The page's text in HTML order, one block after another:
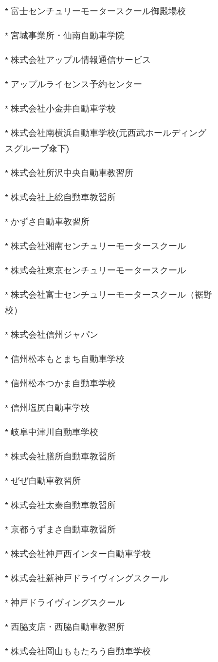
* 富士センチュリーモータースクール御殿場校
* 宮城事業所・仙南自動車学院
* 株式会社アップル情報通信サービス
* アップルライセンス予約センター
* 株式会社小金井自動車学校
* 株式会社南横浜自動車学校(元西武ホールディング
スグループ傘下)
* 株式会社所沢中央自動車教習所
* 株式会社上総自動車教習所
* かずさ自動車教習所
* 株式会社湘南センチュリーモータースクール
* 株式会社東京センチュリーモータースクール
* 株式会社富士センチュリーモータースクール（裾野
校）
* 株式会社信州ジャパン
* 信州松本もとまち自動車学校
* 信州松本つかま自動車学校
* 信州塩尻自動車学校
* 岐阜中津川自動車学校
* 株式会社膳所自動車教習所
* ぜぜ自動車教習所
* 株式会社太秦自動車教習所
* 京都うずまさ自動車教習所
* 株式会社神戸西インター自動車学校
* 株式会社新神戸ドライヴィングスクール
* 神戸ドライヴィングスクール
* 西脇支店・西脇自動車教習所
* 株式会社岡山ももたろう自動車学校